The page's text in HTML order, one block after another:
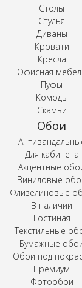
Столы
Стулья
Диваны
Кровати
Кресла
Офисная
Пуфы
Комоды
Скамьи
Обои
Для кабинета
Акцентные
Виниловые
Флизелиновые
В наличии
Гостиная
Текстильные
Бумажные
Обои под
Премиум
Фотообои